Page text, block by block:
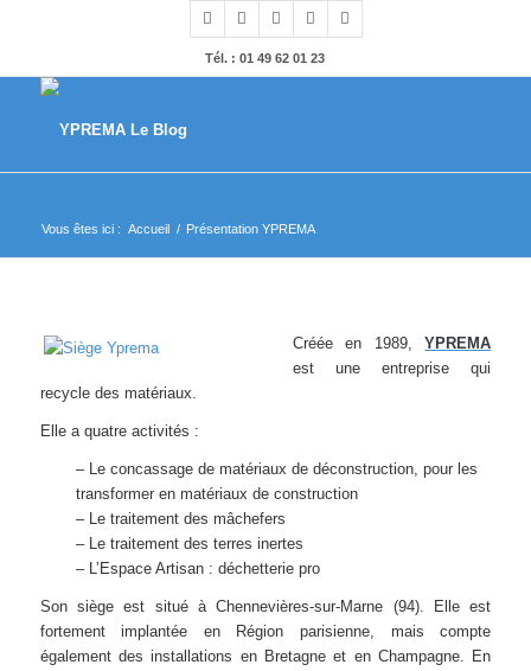
Tél. : 01 49 62 01 23
Vous êtes ici : Accueil / Présentation YPREMA
Créée en 1989,YPREMA
est une entreprise qui
recycle des matériaux.
Elle a quatre activités :
– Le concassage de matériaux de déconstruction, pour les
transformer en matériaux de construction
– Le traitement des mâchefers
– Le traitement des terres inertes
– L’Espace Artisan : déchetterie pro
Son siège est situé à Chennevières-sur-Marne (94). Elle est
fortement implantée en Région parisienne, mais compte
également des installations en Bretagne et en Champagne. En